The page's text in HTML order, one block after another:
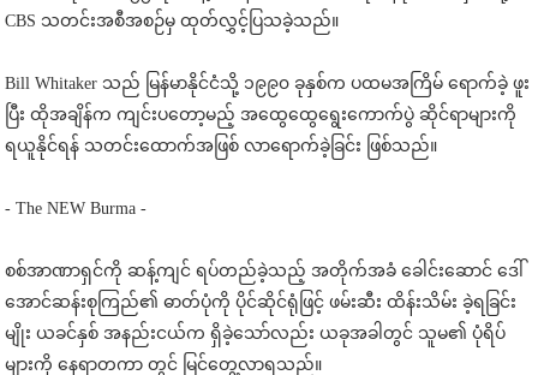
CBS သတင်းအစီအစဉ်မှ ထုတ်လွှင့်ပြသခဲ့သည်။
Bill Whitaker သည် မြန်မာနိုင်ငံသို့ ၁၉၉၀ ခုနှစ်က ပထမအကြိမ် ရောက်ခဲ့ ဖူး
ပြီး ထိုအချိန်က ကျင်းပတော့မည့် အထွေထွေရွေးကောက်ပွဲ ဆိုင်ရာများကို
ရယူနိုင်ရန် သတင်းထောက်အဖြစ် လာရောက်ခဲ့ခြင်း ဖြစ်သည်။
- The NEW Burma -
စစ်အာဏာရှင်ကို ဆန့်ကျင် ရပ်တည်ခဲ့သည့် အတိုက်အခံ ခေါင်းဆောင် ဒေါ်
အောင်ဆန်းစုကြည်၏ ဓာတ်ပုံကို ပိုင်ဆိုင်ရုံဖြင့် ဖမ်းဆီး ထိန်းသိမ်း ခဲ့ရခြင်း
မျိုး ယခင်နှစ် အနည်းငယ်က ရှိခဲ့သော်လည်း ယခုအခါတွင် သူမ၏ ပုံရိပ်
များကို နေရာတကာ တွင် မြင်တွေ့လာရသည်။